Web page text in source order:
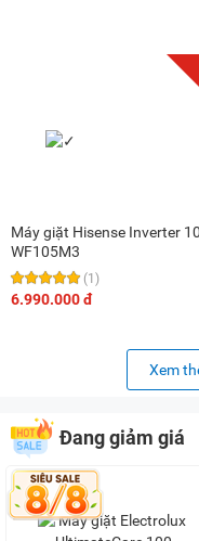
Máy giặt Hisense Inverter
WF105M3
(1)
6.990.000 đ
Xem
Đang giảm giá